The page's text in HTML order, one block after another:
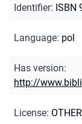
Identifier: ISBN
Language: pol
Has version:
http://
License: OTHER